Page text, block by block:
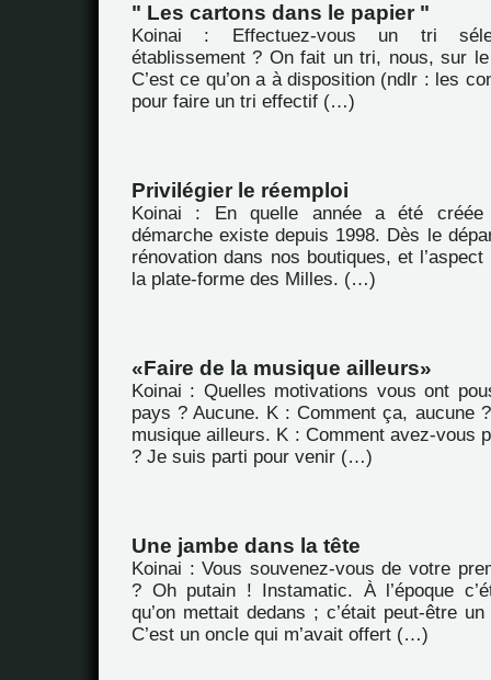
" Les cartons dans le papier "
Koinai : Effectuez-vous un tri
établissement ? On fait un tri, nous, sur
C’est ce qu’on a à disposition (ndlr : les
pour faire un tri effectif (…)
Privilégier le réemploi
Koinai : En quelle année a été créée
démarche existe depuis 1998. Dès le
rénovation dans nos boutiques, et
la plate-forme des Milles. (…)
Faire de la musique ailleurs
Koinai : Quelles motivations vous ont
pays ? Aucune. K : Comment ça, aucune
musique ailleurs. K : Comment avez-vous
? Je suis parti pour venir (…)
Une jambe dans la tête
Koinai : Vous souvenez-vous de votre
? Oh putain ! Instamatic. À l’époque
qu’on mettait dedans ; c’était peut-être
C’est un oncle qui m’avait offert (…)